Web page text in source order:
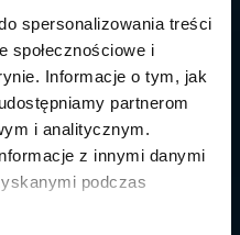
spersonalizowania treści
społecznościowe i
Informacje o tym, jak
partnerom
i analitycznym.
z innymi danymi
podczas